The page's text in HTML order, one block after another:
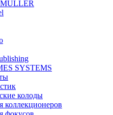
SYSTEMS
колоды
коллекционеров